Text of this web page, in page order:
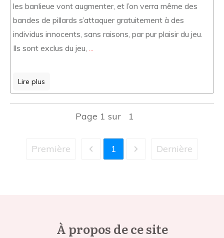
les banlieue vont augmenter, et l’on verra même des
bandes de pillards s’attaquer gratuitement à des
individus innocents, sans raisons, par pur plaisir du jeu.
Ils sont exclus du jeu,
Lire plus
Page 1 sur 1
Première 1 Dernière
À propos de ce site